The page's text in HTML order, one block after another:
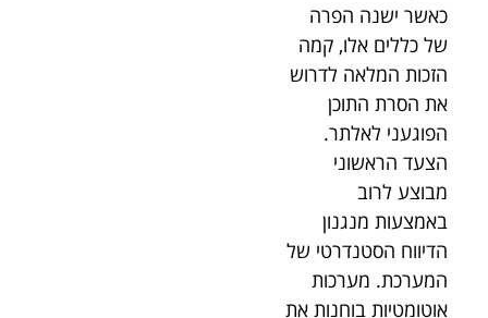
כאשר ישנה הפרה
של כללים אלו, קמה
הזכות המלאה לדרוש
את הסרת התוכן
הפוגעני לאלתר.
הצעד הראשוני
מבוצע לרוב
באמצעות מנגנון
הדיווח הסטנדרטי של
המערכת. מערכות
אוטומטיות בוחנות את